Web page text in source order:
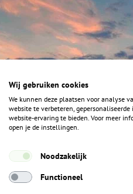
Wij gebruiken cookies
We kunnen deze plaatsen voor analyse
website te verbeteren,
website-ervaring te bieden. Voor meer
open je de instellingen.
Noodzakelijk
Functioneel